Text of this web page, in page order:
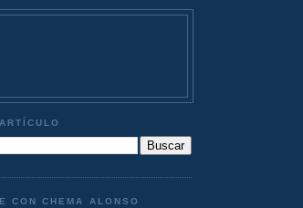
CON CHEMA ALONSO